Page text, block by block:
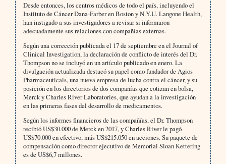
Desde entonces, los centros médicos de todo el país, incluyendo el
Instituto de Cáncer Dana-Farber en Boston y N.Y.U. Langone Health,
han instigado a sus investigadores a revisar si informaron
adecuadamente sus relaciones con compañías externas.
Según una corrección publicada el 17 de septiembre en el Journal of
Clinical Investigation, la declaración de conflicto de interés del Dr.
Thompson no se incluyó en un artículo publicado en enero. La
divulgación actualizada destacó su papel como fundador de Agios
Pharmaceuticals, una nueva empresa de lucha contra el cáncer, y su
posición en los directorios de dos compañías que cotizan en bolsa,
Merck y Charles River Laboratories, que ayudan a la investigación
en las primeras fases del desarrollo de medicamentos.
Según los informes financieros de las compañías, el Dr. Thompson
recibió US$30.000 de Merck en 2017, y Charles River le pagó
US$70.000 en efectivo, más US$215.050 en acciones. Su paquete de
compensación como director ejecutivo de Memorial Sloan Kettering
es de US$6,7 millones.